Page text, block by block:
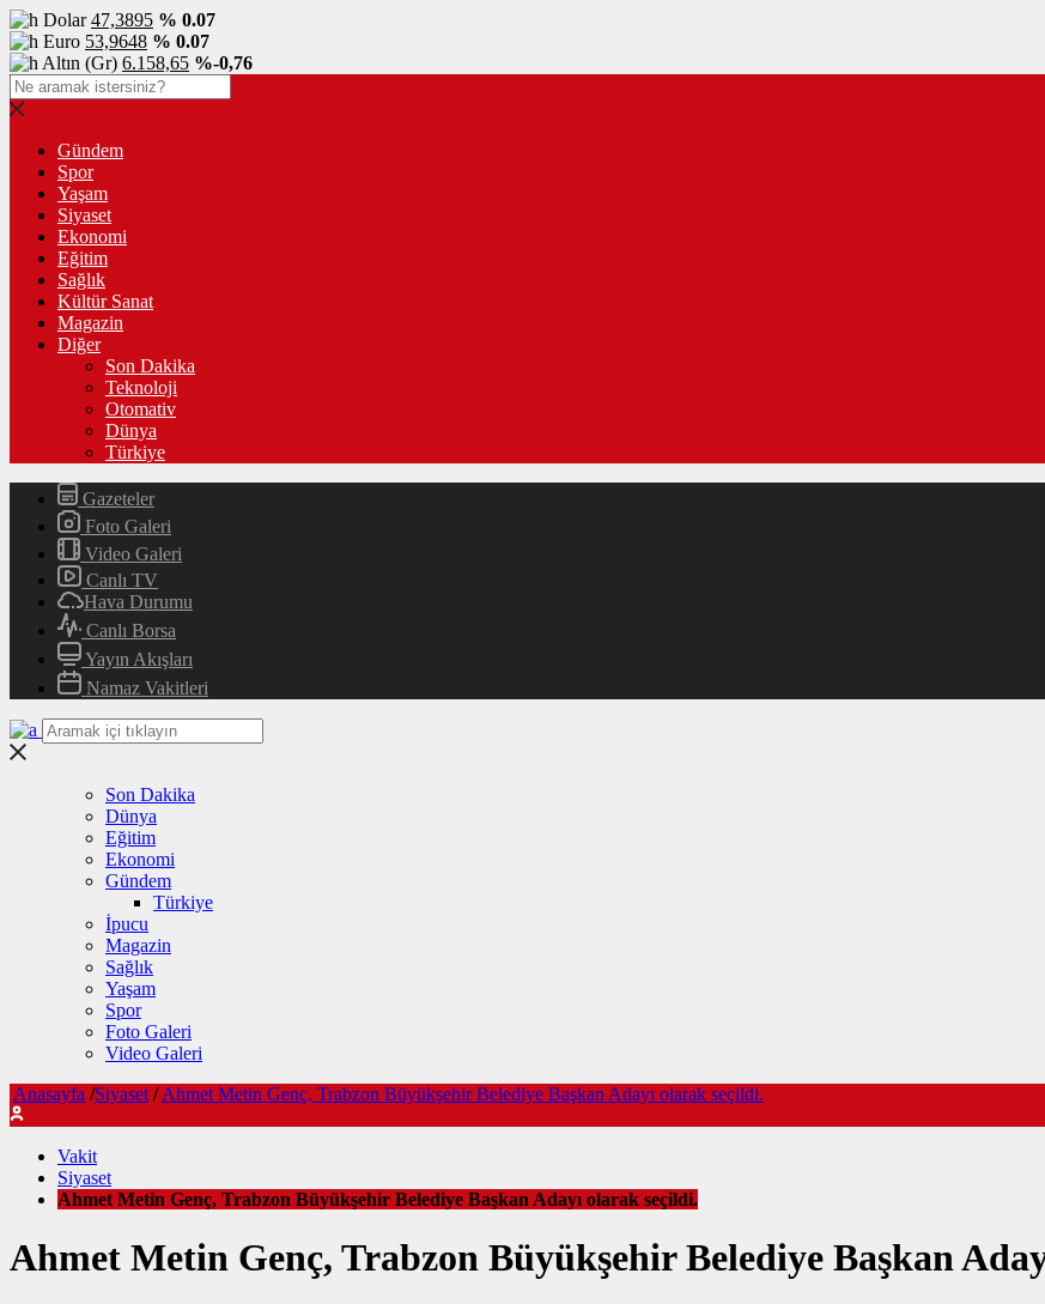
Dolar47,3895 % 0.07
Euro 53,9648 % 0.07
Altın (Gr) 6.158,65 %-0,76
Gündem
Spor
Yaşam
Siyaset
Ekonomi
Eğitim
Sağlık
Kültür Sanat
Magazin
Diğer
Son Dakika
Teknoloji
Otomativ
Dünya
Türkiye
Gazeteler
Foto Galeri
Video Galeri
Canlı TV
Hava Durumu
Canlı Borsa
Yayın Akışları
Namaz Vakitleri
Son Dakika
Dünya
Eğitim
Ekonomi
Gündem
Türkiye
İpucu
Magazin
Sağlık
Yaşam
Spor
Foto Galeri
Video Galeri
Anasayfa /Siyaset / Ahmet Metin Genç, Trabzon Büyükşehir Belediye Başkan Adayı olarak seçildi.
Vakit
Siyaset
Ahmet Metin Genç, Trabzon Büyükşehir Belediye Başkan Adayı olarak seçildi.
Ahmet Metin Genç, Trabzon Büyükşehir Belediye Başkan